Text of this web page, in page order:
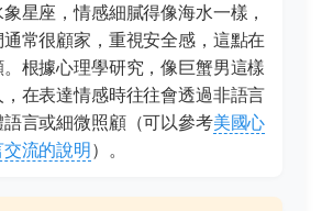
星座，情感細膩得像海水一樣，
常很顧家，重視安全感，這點在
根據心理學研究，像巨蟹男這樣
在表達情感時往往會透過非語言
言或細微照顧（可以參考美國心
流的說明）。